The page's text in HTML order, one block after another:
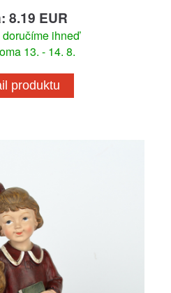
8.19 EUR
ihneď
13. - 14. 8.
produktu